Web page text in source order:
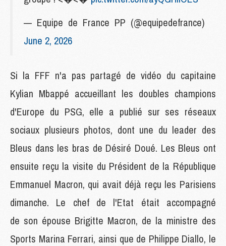
— Equipe de France PP (@equipedefrance)
June 2, 2026
Si la FFF n'a pas partagé de vidéo du capitaine
Kylian Mbappé accueillant les doubles champions
d'Europe du PSG, elle a publié sur ses réseaux
sociaux plusieurs photos, dont une du leader des
Bleus dans les bras de Désiré Doué. Les Bleus ont
ensuite reçu la visite du Président de la République
Emmanuel Macron, qui avait déjà reçu les Parisiens
dimanche. Le chef de l'Etat était accompagné
de son épouse Brigitte Macron, de la ministre des
Sports Marina Ferrari, ainsi que de Philippe Diallo, le